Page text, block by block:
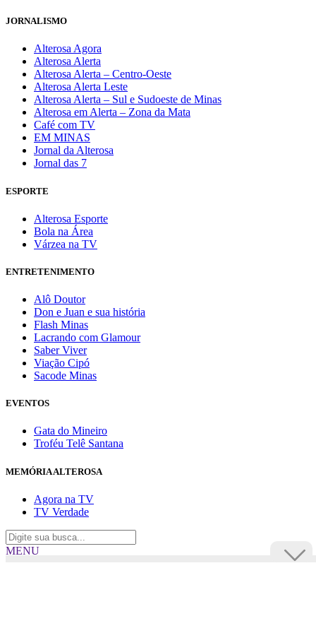
JORNALISMO
Alterosa Agora
Alterosa Alerta
Alterosa Alerta – Centro-Oeste
Alterosa Alerta Leste
Alterosa Alerta – Sul e Sudoeste de Minas
Alterosa em Alerta – Zona da Mata
Café com TV
EM MINAS
Jornal da Alterosa
Jornal das 7
ESPORTE
Alterosa Esporte
Bola na Área
Várzea na TV
ENTRETENIMENTO
Alô Doutor
Don e Juan e sua história
Flash Minas
Lacrando com Glamour
Saber Viver
Viação Cipó
Sacode Minas
EVENTOS
Gata do Mineiro
Troféu Telê Santana
MEMÓRIA ALTEROSA
Agora na TV
TV Verdade
MENU